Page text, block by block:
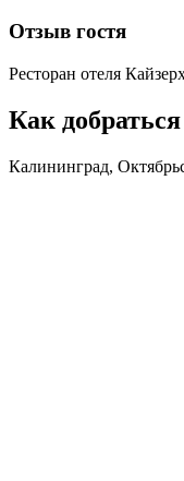
Отзыв гостя
Ресторан отеля
Как добраться
Калининград,